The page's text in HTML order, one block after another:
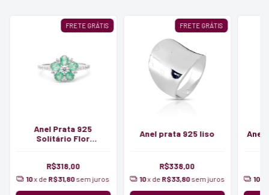
FRETE GRÁTIS
Anel Prata 925
Solitário Flor
R$318,00
10x de R$31,80sem juros
FRETE GRÁTIS
Anel prata 925 liso
R$338,00
10x de R$33,80sem juros
Anel
10